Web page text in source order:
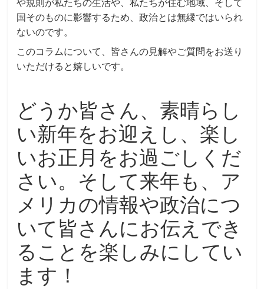
国そのものに影響するため、政治とは無縁ではいられ
ないのです。
このコラムについて、皆さんの見解やご質問をお送り
いただけると嬉しいです。
どうか皆さん、素晴らし
い新年をお迎えし、楽し
いお正月をお過ごしくだ
さい。そして来年も、ア
メリカの情報や政治につ
いて皆さんにお伝えでき
ることを楽しみにしてい
ます！